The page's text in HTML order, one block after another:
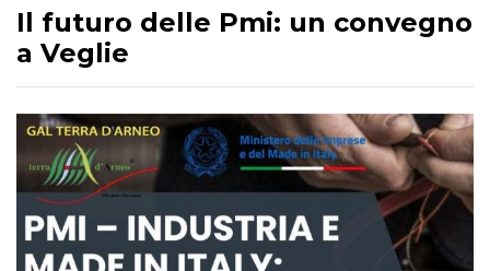
Il futuro delle Pmi: un convegno
a Veglie